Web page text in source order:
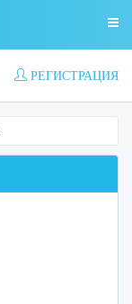
РЕГИСТРАЦИЯ